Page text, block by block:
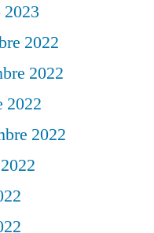
2022
2022
2022
2022